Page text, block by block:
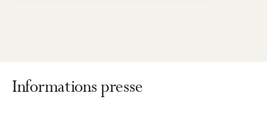
Informations presse